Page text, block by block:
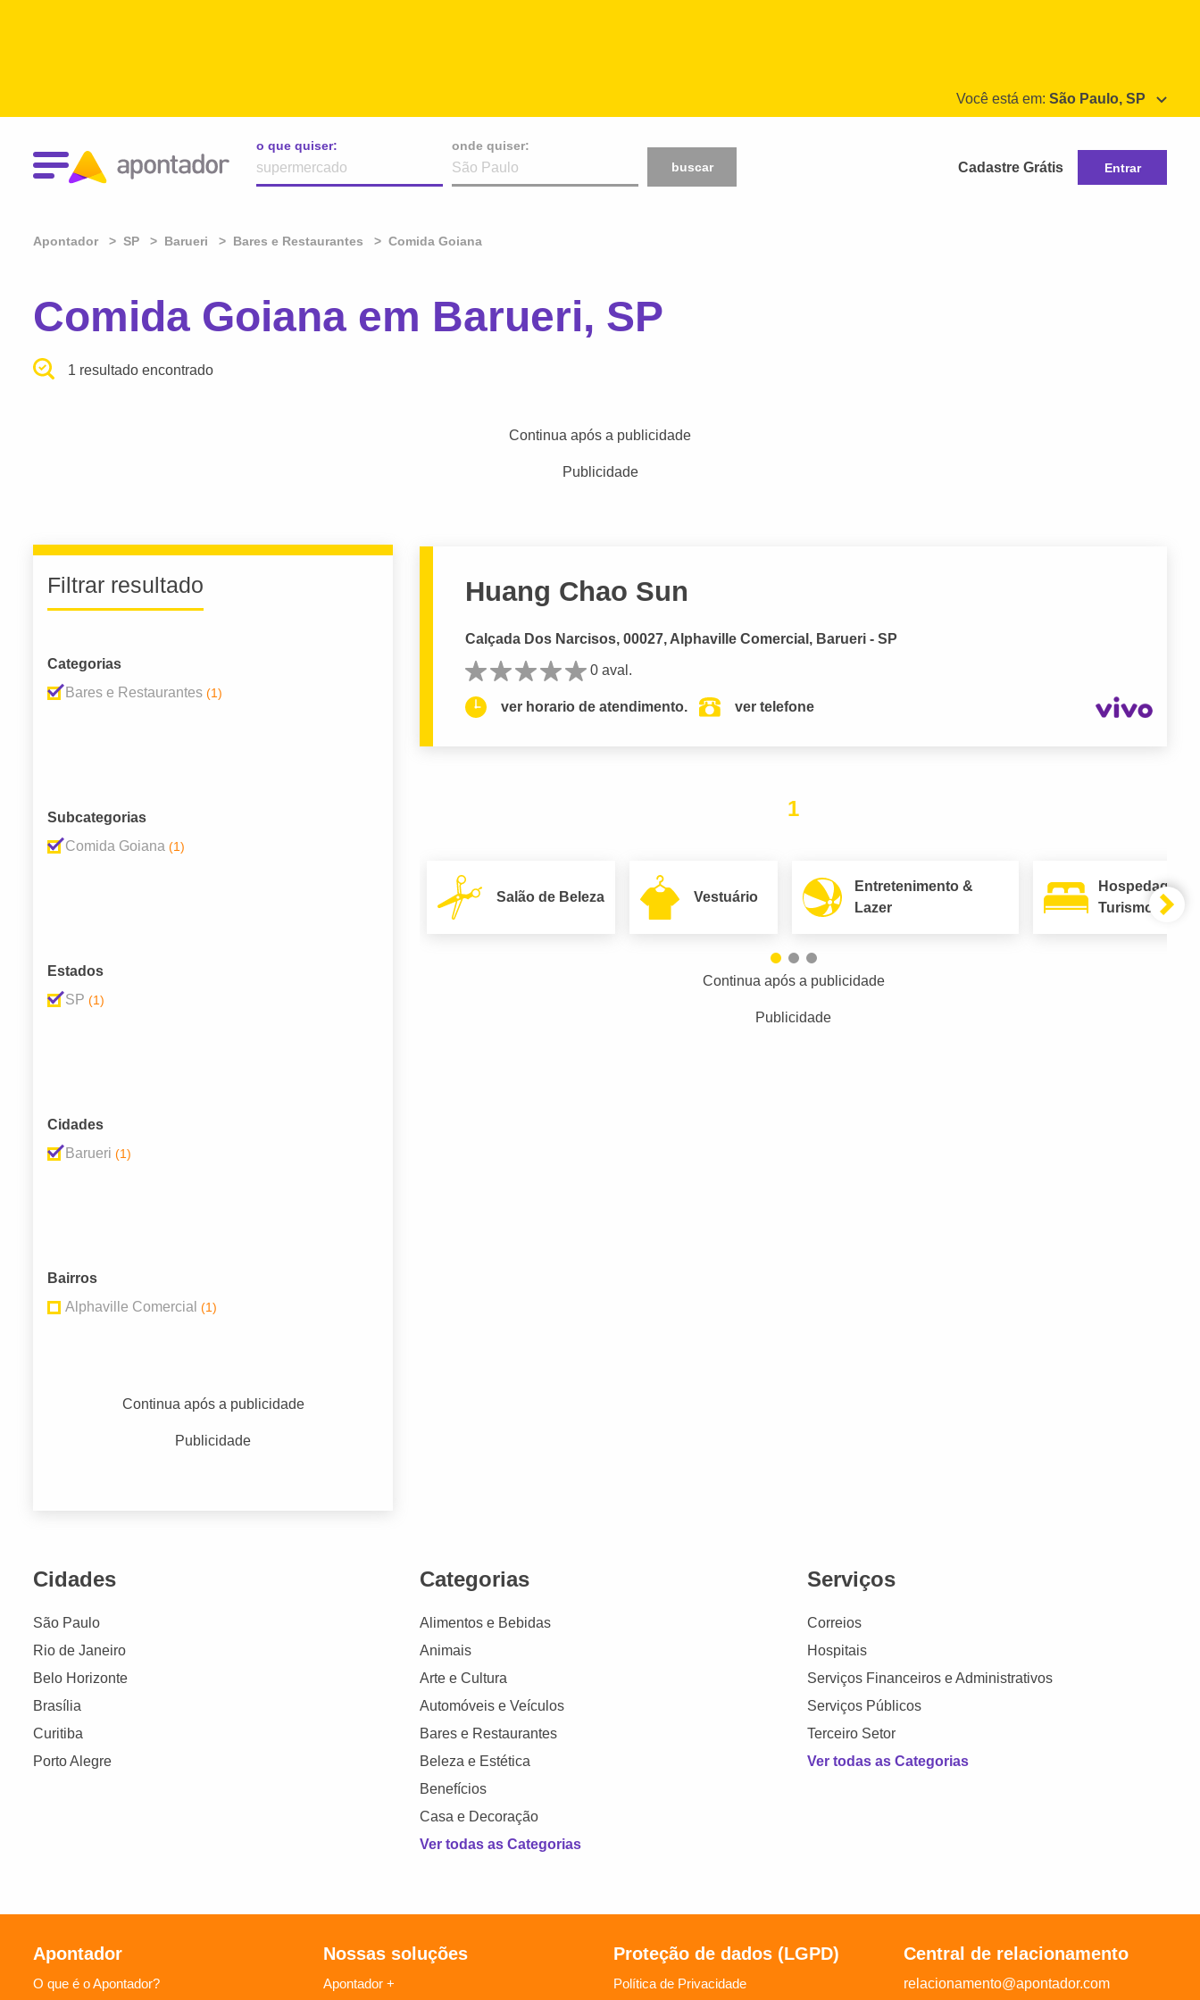
Você está em: São Paulo, SP
o que quiser:
onde quiser:
buscar
Cadastre Grátis Entrar
Apontador SP Barueri Bares e Restaurantes Comida Goiana
Comida Goiana em Barueri, SP
1 resultado encontrado
Continua após a publicidade
Publicidade
Filtrar resultado
Categorias
Bares e Restaurantes (1)
Subcategorias
Comida Goiana (1)
Estados
SP (1)
Cidades
Barueri (1)
Bairros
Alphaville Comercial (1)
Continua após a publicidade
Publicidade
Huang Chao Sun
Calçada Dos Narcisos, 00027, Alphaville Comercial, Barueri - SP
0 aval.
ver horario de atendimento. ver telefone
1
Salão de Beleza Vestuário
Entretenimento &
Lazer
Hospedagem
Turismo
Continua após a publicidade
Publicidade
Cidades
São Paulo
Rio de Janeiro
Belo Horizonte
Brasília
Curitiba
Porto Alegre
Categorias
Alimentos e Bebidas
Animais
Arte e Cultura
Automóveis e Veículos
Bares e Restaurantes
Beleza e Estética
Benefícios
Casa e Decoração
Ver todas as Categorias
Serviços
Correios
Hospitais
Serviços Financeiros e Administrativos
Serviços Públicos
Terceiro Setor
Ver todas as Categorias
Apontador
O que é o Apontador?
Nossas soluções
Apontador +
Proteção de dados (LGPD)
Política de Privacidade
Central de relacionamento
relacionamento@apontador.com